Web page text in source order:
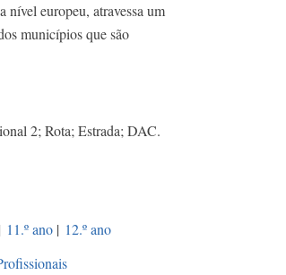
nível europeu, atravessa um
municípios que são
2; Rota; Estrada; DAC.
| 11.º ano | 12.º ano